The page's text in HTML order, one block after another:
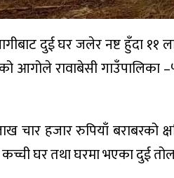
दुई घर जलेर नष्ट हुँदा ११
आगोले रावाबेसी
चार हजार रुपियाँ बराबरको
घर तथा घरमा भएका दुई